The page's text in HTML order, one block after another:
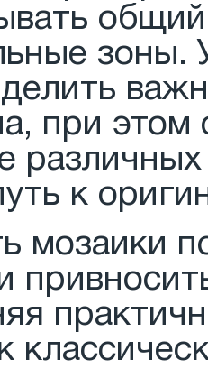
зоны.
при этом
к
мозаики